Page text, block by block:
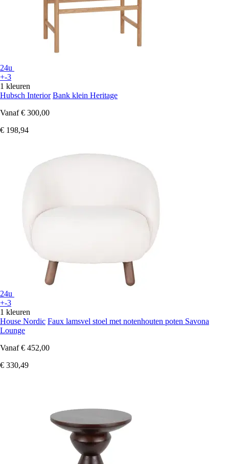
24u
+-3
1 kleuren
Hubsch Interior Bank klein Heritage
Vanaf € 300,00
€ 198,94
24u
+-3
1 kleuren
House Nordic Faux lamsvel stoel met notenhouten poten Savona
Lounge
Vanaf € 452,00
€ 330,49